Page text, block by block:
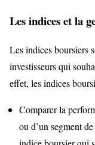
Les indices et la
Les indices boursiers
investisseurs qui
effet, les indices
Comparer la
ou d’un segment